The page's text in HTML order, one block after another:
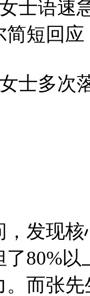
士语速
简短回应
士多次
，发现
80%
。而张